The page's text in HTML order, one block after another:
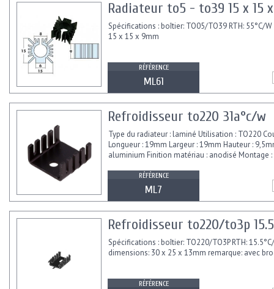
Radiateur to5 - to39 15 x 15
Spécifications : boîtier: TO05/TO39 RTH: 55°C/
15 x 15 x 9mm
RÉFÉRENCE
ML61
Refroidisseur to220 31a°c/w
Type du radiateur : laminé Utilisation : TO220
Longueur : 19mm Largeur : 19mm Hauteur :
aluminium Finition matériau : anodisé Montage :
RÉFÉRENCE
ML7
Refroidisseur to220/to3p
Spécifications : boîtier: TO220/TO3P RTH:
dimensions: 30 x 25 x 13mm remarque: avec
RÉFÉRENCE